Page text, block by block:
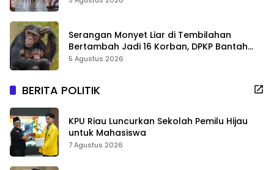
Serangan Monyet Liar di Tembilahan
Bertambah Jadi 16 Korban, DPKP Bantah
Video Gerombolan Viral
5 Agustus 2026
BERITA POLITIK
KPU Riau Luncurkan Sekolah Pemilu Hijau
untuk Mahasiswa
7 Agustus 2026